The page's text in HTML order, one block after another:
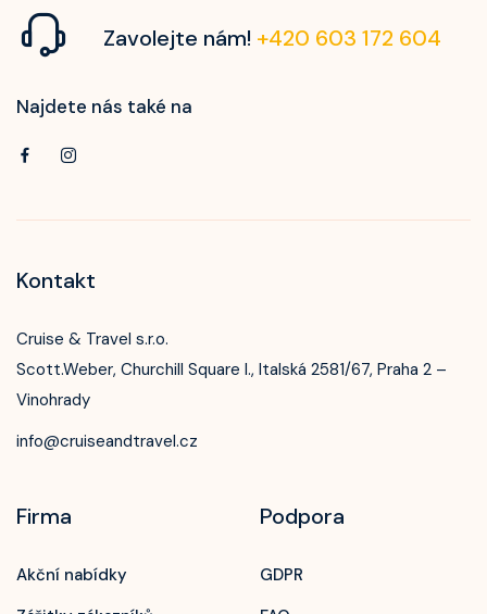
Zavolejte nám! +420 603 172 604
Najdete nás také na
Kontakt
Cruise & Travel s.r.o.
Scott.Weber, Churchill Square I., Italská 2581/67, Praha 2 –
Vinohrady
info@cruiseandtravel.cz
Firma
Akční nabídky
Podpora
GDPR